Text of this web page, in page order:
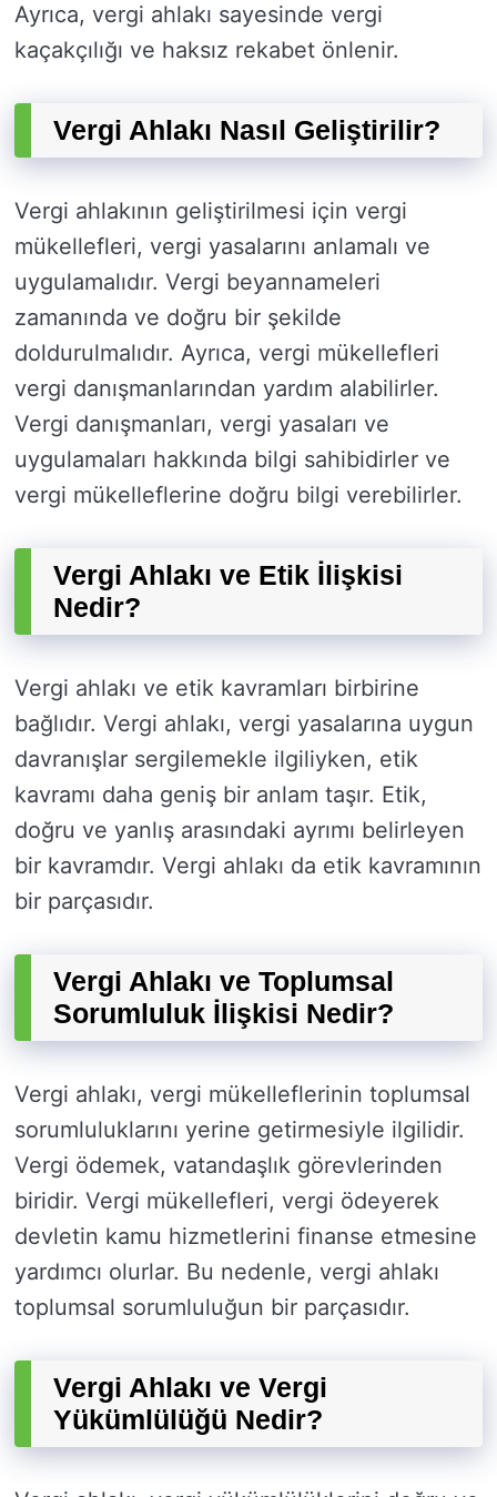
Ayrıca, vergi ahlakı sayesinde vergi
kaçakçılığı ve haksız rekabet önlenir.
Vergi Ahlakı Nasıl Geliştirilir?
Vergi ahlakının geliştirilmesi için vergi
mükellefleri, vergi yasalarını anlamalı ve
uygulamalıdır. Vergi beyannameleri
zamanında ve doğru bir şekilde
doldurulmalıdır. Ayrıca, vergi mükellefleri
vergi danışmanlarından yardım alabilirler.
Vergi danışmanları, vergi yasaları ve
uygulamaları hakkında bilgi sahibidirler ve
vergi mükelleflerine doğru bilgi verebilirler.
Vergi Ahlakı ve Etik İlişkisi
Nedir?
Vergi ahlakı ve etik kavramları birbirine
bağlıdır. Vergi ahlakı, vergi yasalarına uygun
davranışlar sergilemekle ilgiliyken, etik
kavramı daha geniş bir anlam taşır. Etik,
doğru ve yanlış arasındaki ayrımı belirleyen
bir kavramdır. Vergi ahlakı da etik kavramının
bir parçasıdır.
Vergi Ahlakı ve Toplumsal
Sorumluluk İlişkisi Nedir?
Vergi ahlakı, vergi mükelleflerinin toplumsal
sorumluluklarını yerine getirmesiyle ilgilidir.
Vergi ödemek, vatandaşlık görevlerinden
biridir. Vergi mükellefleri, vergi ödeyerek
devletin kamu hizmetlerini finanse etmesine
yardımcı olurlar. Bu nedenle, vergi ahlakı
toplumsal sorumluluğun bir parçasıdır.
Vergi Ahlakı ve Vergi
Yükümlülüğü Nedir?